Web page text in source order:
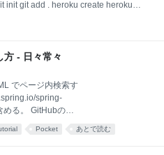
ものはそこまで多
に影響のあるもの
init git add . heroku create heroku
作成とコマンドラインツールのイン
私はbrewで入れてます。 この記事は
ジョンなどは割愛
- 日々常々
でページ内検索す
spring-
める。 GitHubの
で検索する。 蛇
んのクイズ です。
Pocket あとで読む